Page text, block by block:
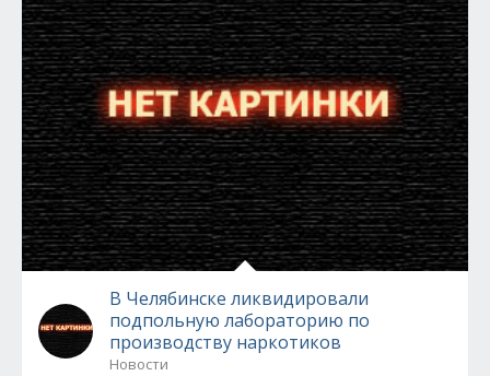
В Челябинске ликвидировали
подпольную лабораторию по
производству наркотиков
Новости